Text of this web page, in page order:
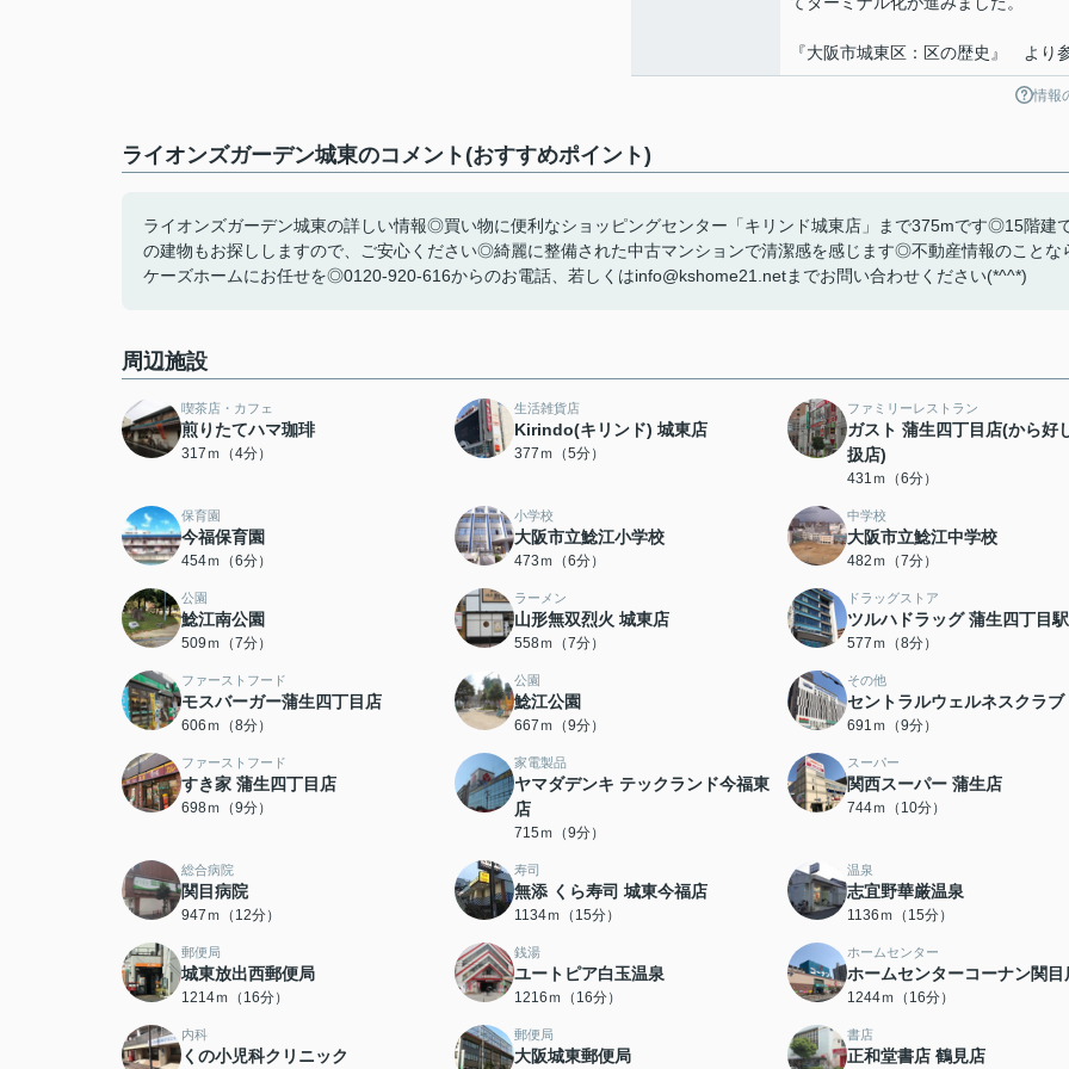
『大阪市城東区：区の歴史』 より
情報
ライオンズガーデン城東のコメント(おすすめポイント)
ライオンズガーデン城東の詳しい情報◎買い物に便利なショッピングセンター「キリンド城東店」まで375mです◎15階建
の建物もお探ししますので、ご安心ください◎綺麗に整備された中古マンションで清潔感を感じます◎不動産情報のことな
ケーズホームにお任せを◎0120-920-616からのお電話、若しくはinfo@kshome21.netまでお問い合わせください(*^^*)
周辺施設
喫茶店・カフェ
煎りたてハマ珈琲
317ｍ（4分）
生活雑貨店
Kirindo(キリンド) 城東店
377ｍ（5分）
ファミリーレストラン
ガスト 蒲生四丁目店(から好
扱店)
431ｍ（6分）
保育園
今福保育園
454ｍ（6分）
小学校
大阪市立鯰江小学校
473ｍ（6分）
中学校
大阪市立鯰江中学校
482ｍ（7分）
公園
鯰江南公園
509ｍ（7分）
ラーメン
山形無双烈火 城東店
558ｍ（7分）
ドラッグストア
ツルハドラッグ 蒲生四丁目
577ｍ（8分）
ファーストフード
モスバーガー蒲生四丁目店
606ｍ（8分）
公園
鯰江公園
667ｍ（9分）
その他
セントラルウェルネスクラブ
691ｍ（9分）
ファーストフード
すき家 蒲生四丁目店
698ｍ（9分）
家電製品
ヤマダデンキ テックランド今福東
店
715ｍ（9分）
スーパー
関西スーパー 蒲生店
744ｍ（10分）
総合病院
関目病院
947ｍ（12分）
寿司
無添 くら寿司 城東今福店
1134ｍ（15分）
温泉
志宜野華厳温泉
1136ｍ（15分）
郵便局
城東放出西郵便局
1214ｍ（16分）
銭湯
ユートピア白玉温泉
1216ｍ（16分）
ホームセンター
ホームセンターコーナン関目
1244ｍ（16分）
内科
くの小児科クリニック
郵便局
大阪城東郵便局
書店
正和堂書店 鶴見店